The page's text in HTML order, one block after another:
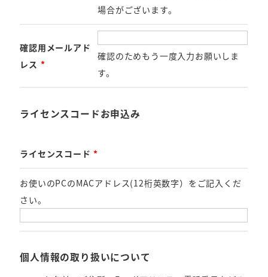
場合がございます。
確認用メールアド
レス *
確認のためもう一度入力お願いしま
す。
ライセンスコードお申込み
ライセンスコード*
お使いのPCのMACアドレス(12桁英数字）をご記入くだ
さい。
個人情報の取り扱いについて